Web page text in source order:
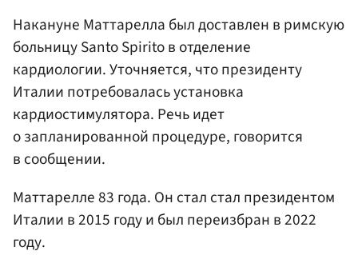
Накануне Маттарелла был доставлен в римскую
больницу Santo Spirito в отделение
кардиологии. Уточняется, что президенту
Италии потребовалась установка
кардиостимулятора. Речь идет
о запланированной процедуре, говорится
в сообщении.
Маттарелле 83 года. Он стал стал президентом
Италии в 2015 году и был переизбран в 2022
году.